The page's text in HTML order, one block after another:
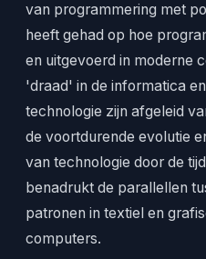
van programmering met
heeft gehad op hoe
en uitgevoerd in moderne
'draad' in de informatica
technologie zijn afgeleid
de voortdurende evolutie
van technologie door de
benadrukt de parallellen
patronen in textiel en
computers.